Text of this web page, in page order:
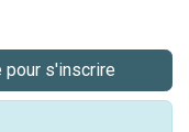
pour s'inscrire